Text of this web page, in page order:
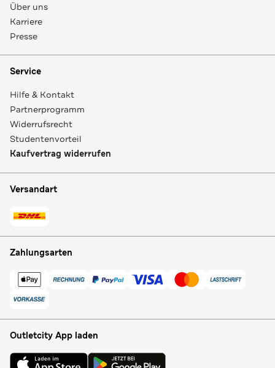
Über uns
Karriere
Presse
Service
Hilfe & Kontakt
Partnerprogramm
Widerrufsrecht
Studentenvorteil
Kaufvertrag widerrufen
Versandart
Zahlungsarten
Outletcity App laden